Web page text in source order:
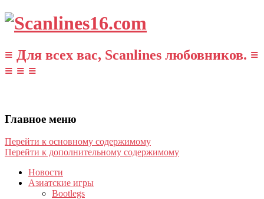
≡ Для всех вас, Scanlines любовников. ≡
≡ ≡ ≡
Главное меню
Перейти к основному содержимому
Перейти к дополнительному содержимому
Новости
Азиатские игры
Bootlegs